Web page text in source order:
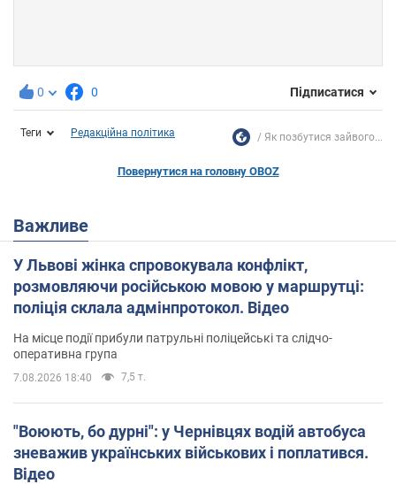
0 0 Підписатися
Теги Редакційна політика Як позбутися зайвого...
Повернутися на головну OBOZ
Важливе
У Львові жінка спровокувала конфлікт,
розмовляючи російською мовою у маршрутці:
поліція склала адмінпротокол. Відео
На місце події прибули патрульні поліцейські та слідчо-
оперативна група
7.08.2026 18:40 7,5 т.
"Воюють, бо дурні": у Чернівцях водій автобуса
зневажив українських військових і поплатився.
Відео